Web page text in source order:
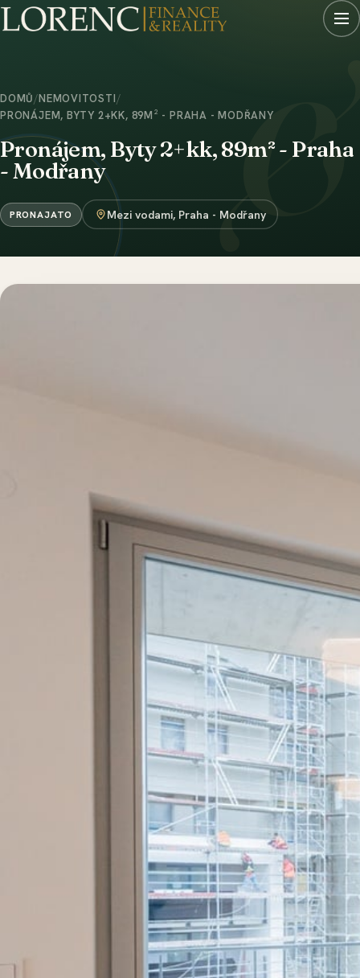
DOMŮ/NEMOVITOSTI/
PRONÁJEM, BYTY 2+KK, 89M² - PRAHA - MODŘANY
Pronájem, Byty 2+kk, 89m² - Praha
- Modřany
PRONAJATO Mezi vodami, Praha - Modřany